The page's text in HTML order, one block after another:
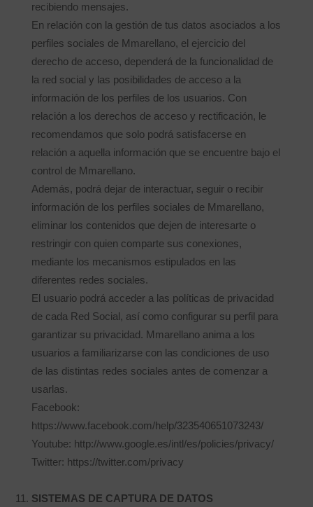
recibiendo mensajes.
En relación con la gestión de tus datos asociados a los
perfiles sociales de Mmarellano, el ejercicio del
derecho de acceso, dependerá de la funcionalidad de
la red social y las posibilidades de acceso a la
información de los perfiles de los usuarios. Con
relación a los derechos de acceso y rectificación, le
recomendamos que solo podrá satisfacerse en
relación a aquella información que se encuentre bajo el
control de Mmarellano.
Además, podrá dejar de interactuar, seguir o recibir
información de los perfiles sociales de Mmarellano,
eliminar los contenidos que dejen de interesarte o
restringir con quien comparte sus conexiones,
mediante los mecanismos estipulados en las
diferentes redes sociales.
El usuario podrá acceder a las políticas de privacidad
de cada Red Social, así como configurar su perfil para
garantizar su privacidad. Mmarellano anima a los
usuarios a familiarizarse con las condiciones de uso
de las distintas redes sociales antes de comenzar a
usarlas.
Facebook:
https://www.facebook.com/help/323540651073243/
Youtube: http://www.google.es/intl/es/policies/privacy/
Twitter: https://twitter.com/privacy
SISTEMAS DE CAPTURA DE DATOS